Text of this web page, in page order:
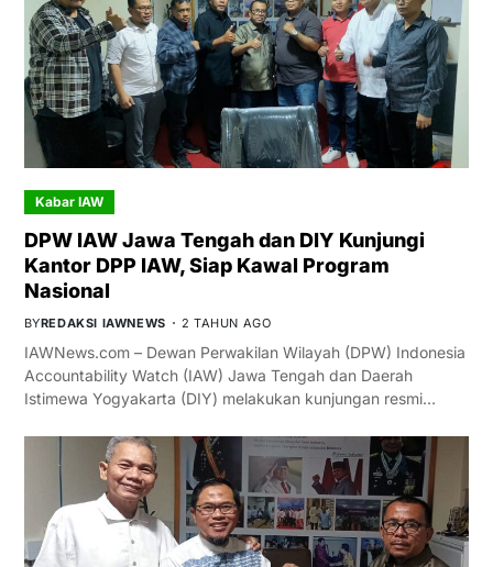
Kabar IAW
DPW IAW Jawa Tengah dan DIY Kunjungi
Kantor DPP IAW, Siap Kawal Program
Nasional
BYREDAKSI IAWNEWS 2 TAHUN AGO
IAWNews.com – Dewan Perwakilan Wilayah (DPW) Indonesia
Accountability Watch (IAW) Jawa Tengah dan Daerah
Istimewa Yogyakarta (DIY) melakukan kunjungan resmi…